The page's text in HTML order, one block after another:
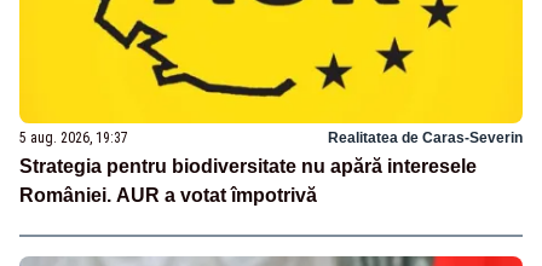
5 aug. 2026, 19:37 Realitatea de Caras-Severin
Strategia pentru biodiversitate nu apără interesele
României. AUR a votat împotrivă